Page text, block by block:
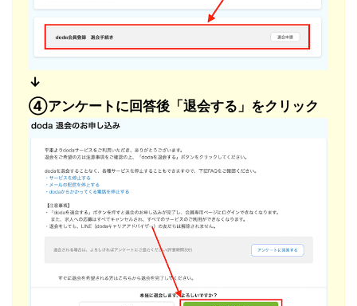
↓
④アンケートに回答後「退会する」をクリック